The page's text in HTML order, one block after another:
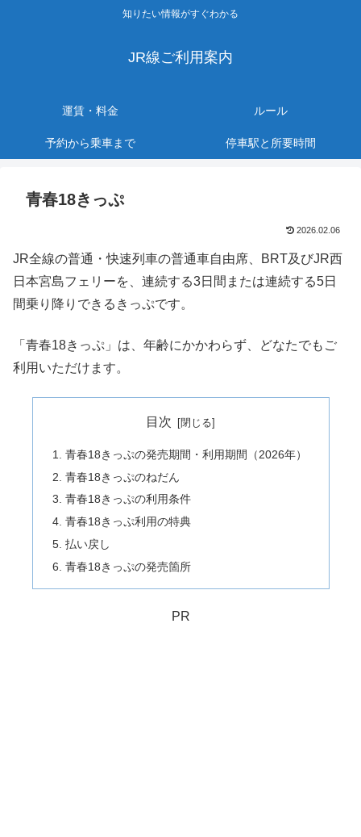
知りたい情報がすぐわかる
JR線ご利用案内
運賃・料金 ルール
予約から乗車まで 停車駅と所要時間
青春18きっぷ
2026.02.06
JR全線の普通・快速列車の普通車自由席、BRT及びJR西
日本宮島フェリーを、連続する3日間または連続する5日
間乗り降りできるきっぷです。
「青春18きっぷ」は、年齢にかかわらず、どなたでもご
利用いただけます。
目次
青春18きっぷの発売期間・利用期間（2026年）
青春18きっぷのねだん
青春18きっぷの利用条件
青春18きっぷ利用の特典
払い戻し
青春18きっぷの発売箇所
PR